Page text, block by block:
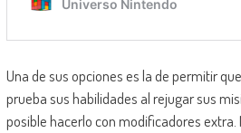
Una de sus opciones es la de permitir
prueba sus habilidades al rejugar sus
posible hacerlo con modificadores extra.